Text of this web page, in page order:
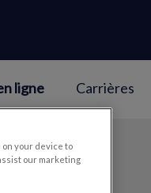
ligne Carrières
on your device to
our marketing